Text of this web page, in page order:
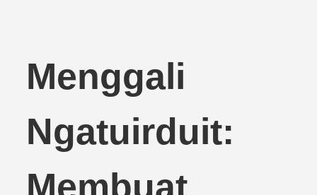
Menggali
Ngatuirduit:
Membuat